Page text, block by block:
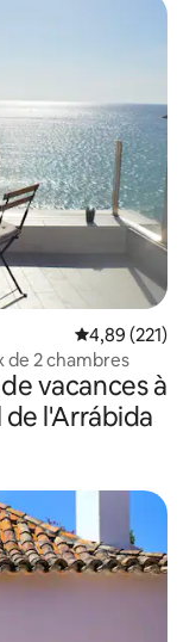
Évaluation
4,89 (221)
de 2 chambres
vacances à
l'Arrábida